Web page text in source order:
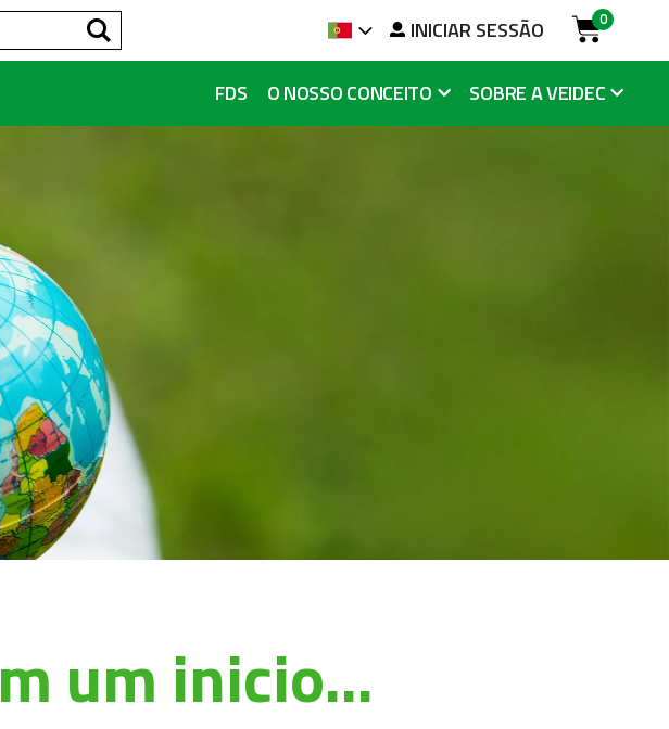
IdiomaINICIAR SESSÃO Cart
0
FDS O NOSSO CONCEITO SOBRE A VEIDEC
um inicio...